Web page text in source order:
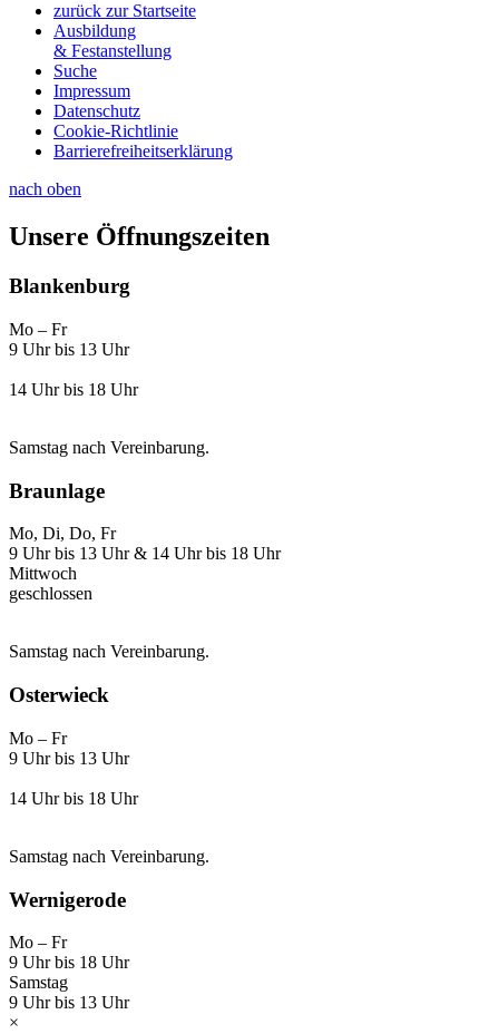
zurück zur Startseite
Ausbildung
& Festanstellung
Suche
Impressum
Datenschutz
Cookie-Richtlinie
Barrierefreiheitserklärung
nach oben
Unsere Öffnungszeiten
Blankenburg
Mo – Fr
9 Uhr bis 13 Uhr
14 Uhr bis 18 Uhr
Samstag nach Vereinbarung.
Braunlage
Mo, Di, Do, Fr
9 Uhr bis 13 Uhr & 14 Uhr bis 18 Uhr
Mittwoch
geschlossen
Samstag nach Vereinbarung.
Osterwieck
Mo – Fr
9 Uhr bis 13 Uhr
14 Uhr bis 18 Uhr
Samstag nach Vereinbarung.
Wernigerode
Mo – Fr
9 Uhr bis 18 Uhr
Samstag
9 Uhr bis 13 Uhr
×